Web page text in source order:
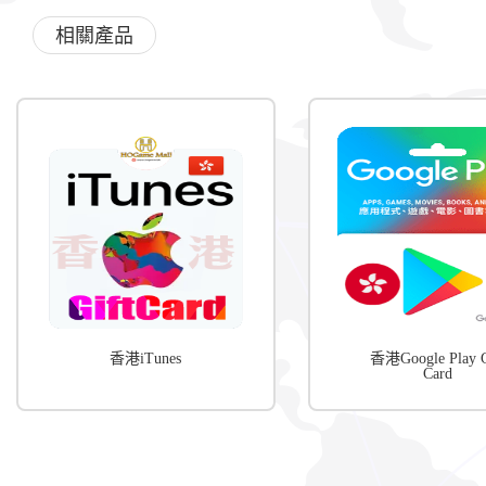
相關產品
香港iTunes
香港Google Play
Card